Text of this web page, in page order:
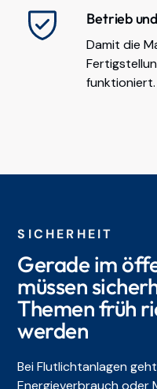
Betrieb
Damit die
funktioniert.
SICHERHEIT
Gerade im
müssen
Themen früh
werden
Bei Flutlichtanlagen
Energieverbrauch oder